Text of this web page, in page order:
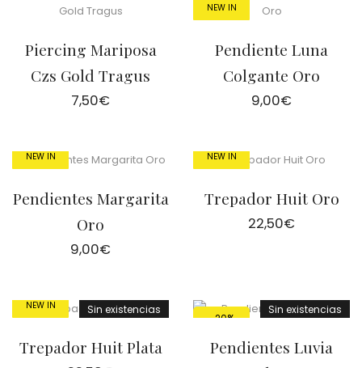
Piercing Mariposa
Czs Gold Tragus
7,50€
NEW IN
Pendiente Luna
Colgante Oro
9,00€
NEW IN
Pendientes Margarita
Oro
9,00€
NEW IN
Trepador Huit Oro
22,50€
Sin existencias
NEW IN
Trepador Huit Plata
Sin existencias
-20%
Pendientes Luvia